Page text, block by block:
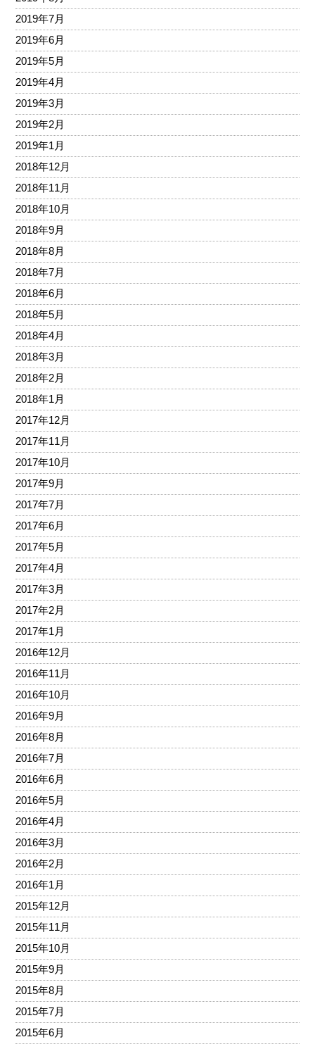
2019年7月
2019年6月
2019年5月
2019年4月
2019年3月
2019年2月
2019年1月
2018年12月
2018年11月
2018年10月
2018年9月
2018年8月
2018年7月
2018年6月
2018年5月
2018年4月
2018年3月
2018年2月
2018年1月
2017年12月
2017年11月
2017年10月
2017年9月
2017年7月
2017年6月
2017年5月
2017年4月
2017年3月
2017年2月
2017年1月
2016年12月
2016年11月
2016年10月
2016年9月
2016年8月
2016年7月
2016年6月
2016年5月
2016年4月
2016年3月
2016年2月
2016年1月
2015年12月
2015年11月
2015年10月
2015年9月
2015年8月
2015年7月
2015年6月